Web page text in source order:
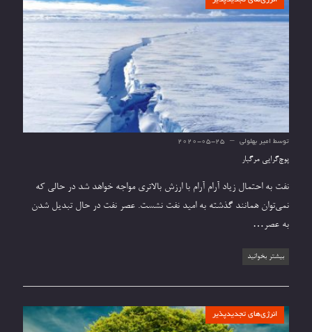
توسط امیر بهلولی 2020-05-25
پوچ‌گرایی مرگبار
نفت به احتمال زیاد آرام آرام با ارزش بالاتری مواجه خواهد شد در حالی که
نمی‌توان همانند گذشته به امید نفت نشست. عصر نفت در حال تبدیل شدن
به عصر…
بیشتر بخوانید
انرژی‌های تجدیدپذیر